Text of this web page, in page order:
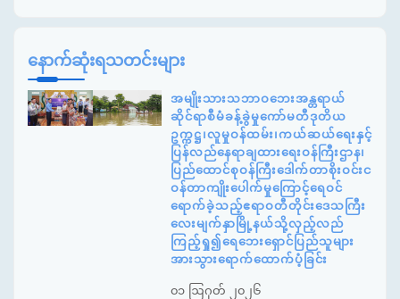
နောက်ဆုံးရသတင်းများ
အမျိုးသားသဘာဝဘေးအန္တရာယ်
ဆိုင်ရာစီမံခန့်ခွဲမှုကော်မတီဒုတိယ
ဥက္ကဋ္ဌ၊လူမှုဝန်ထမ်း၊ကယ်ဆယ်ရေးနှင့်
ပြန်လည်နေရာချထားရေးဝန်ကြီးဌာန၊
ပြည်ထောင်စုဝန်ကြီးဒေါက်တာစိုးဝင်းင
ဝန်တာကျိုးပေါက်မှုကြောင့်ရေဝင်
ရောက်ခဲ့သည့်ဧရာဝတီတိုင်းဒေသကြီး
လေးမျက်နှာမြို့နယ်သို့လှည့်လည်
ကြည့်ရှု၍ရေဘေးရှောင်ပြည်သူများ
အားသွားရောက်ထောက်ပံ့ခြင်း
၀၁ ဩဂုတ် ၂၀၂၆